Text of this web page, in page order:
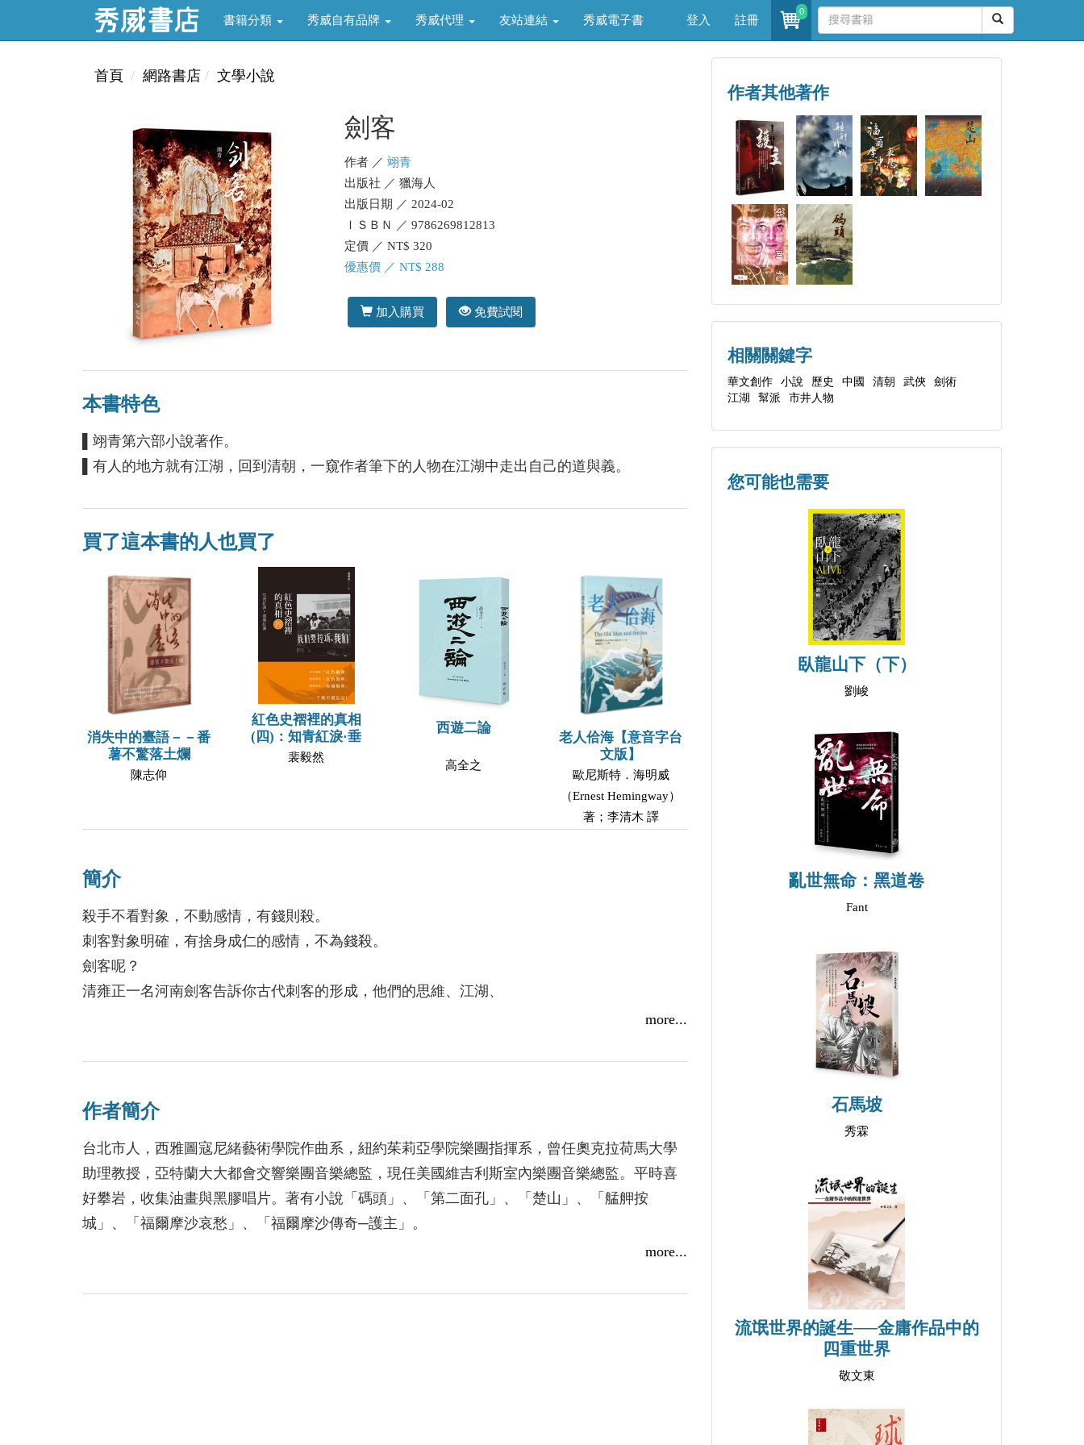
書籍分類 秀威自有品牌 秀威代理 友站連結 秀威電子書 登入 註冊
0
首頁 網路書店 文學小說
劍客
作者 ／ 翊青
出版社 ／ 獵海人
出版日期 ／ 2024-02
ＩＳＢＮ ／ 9786269812813
定價 ／ NT$ 320
優惠價 ／ NT$ 288
加入購買 免費試閱
本書特色
▌翊青第六部小說著作。
▌有人的地方就有江湖，回到清朝，一窺作者筆下的人物在江湖中走出自己的道與義。
買了這本書的人也買了
消失中的臺語－－番
薯不驚落土爛
陳志仰
紅色史褶裡的真相
(四)：知青紅淚·垂
裴毅然
西遊二論
高全之
老人佮海【意音字台
文版】
歐尼斯特．海明威
（Ernest Hemingway）
著；李清木 譯
簡介
殺手不看對象，不動感情，有錢則殺。
刺客對象明確，有捨身成仁的感情，不為錢殺。
劍客呢？
清雍正一名河南劍客告訴你古代刺客的形成，他們的思維、江湖、
more...
作者簡介
台北市人，西雅圖寇尼緒藝術學院作曲系，紐約茱莉亞學院樂團指揮系，曾任奧克拉荷馬大學
助理教授，亞特蘭大大都會交響樂團音樂總監，現任美國維吉利斯室內樂團音樂總監。平時喜
好攀岩，收集油畫與黑膠唱片。著有小說「碼頭」、「第二面孔」、「楚山」、「艋舺按
城」、「福爾摩沙哀愁」、「福爾摩沙傳奇─護主」。
more...
作者其他著作
相關關鍵字
華文創作 小說 歷史 中國 清朝 武俠
劍術
江湖
幫派 市井人物
您可能也需要
臥龍山下（下）
劉峻
亂世無命：黑道卷
Fant
石馬坡
秀霖
流氓世界的誕生──金庸作品中的
四重世界
敬文東